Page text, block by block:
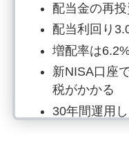
配当金の再投
配当利回り
増配率は
新NISA口座
税がかかる
30年間運用